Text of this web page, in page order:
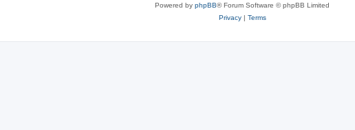
Powered by phpBB® Forum Software © phpBB Limited
Privacy| Terms